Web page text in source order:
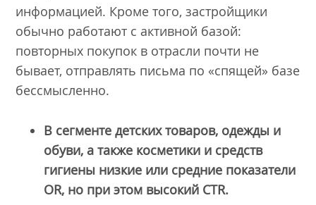
информацией. Кроме того, застройщики
обычно работают с активной базой:
повторных покупок в отрасли почти не
бывает, отправлять письма по «спящей» базе
бессмысленно.
В сегменте детских товаров, одежды и
обуви, а также косметики и средств
гигиены низкие или средние показатели
OR, но при этом высокий CTR.